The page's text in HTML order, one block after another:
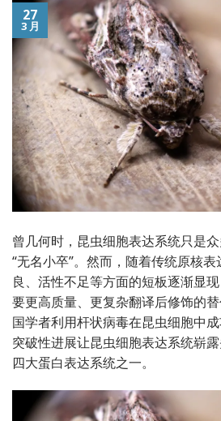
27
3 月
曾几何时，昆虫细胞表达系统只是
“无名小卒”。然而，随着传统原核
良、活性不足等方面的短板逐渐显
要更高质量、更复杂翻译后修饰的
国学者利用杆状病毒在昆虫细胞中
突破性进展让昆虫细胞表达系统崭
四大蛋白表达系统之一。